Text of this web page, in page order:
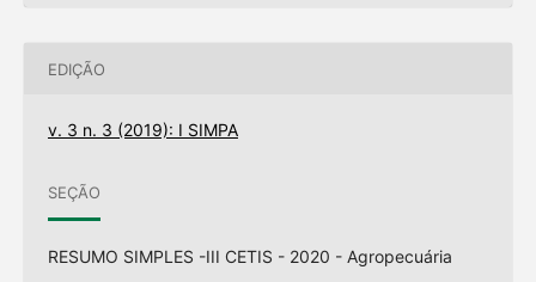
EDIÇÃO
v. 3 n. 3 (2019): I SIMPA
SEÇÃO
RESUMO SIMPLES -III CETIS - 2020 - Agropecuária